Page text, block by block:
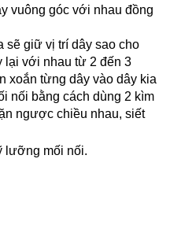
vuông góc với nhau đồng
sẽ giữ vị trí dây sao cho
lại với nhau từ 2 đến 3
xoắn từng dây vào dây kia
nối bằng cách dùng 2 kìm
ngược chiều nhau, siết
lưỡng mối nối.